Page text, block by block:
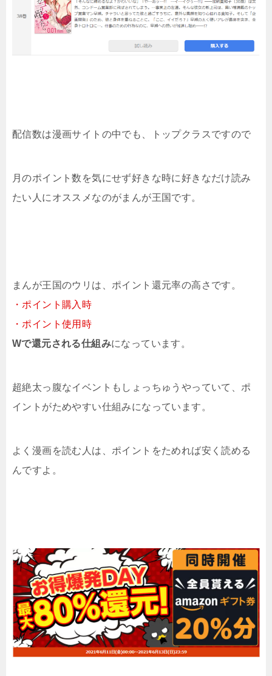
配信数は漫画サイトの中でも、トップクラスですので
月のポイント数を気にせず好きな時に好きなだけ読み
たい人にオススメなのがまんが王国です。
まんが王国のウリは、ポイント還元率の高さです。
・ポイント購入時
・ポイント使用時
Wで還元される仕組みになっています。
超絶太っ腹なイベントもしょっちゅうやっていて、ポ
イントがためやすい仕組みになっています。
よく漫画を読む人は、ポイントをためれば安く読める
んですよ。